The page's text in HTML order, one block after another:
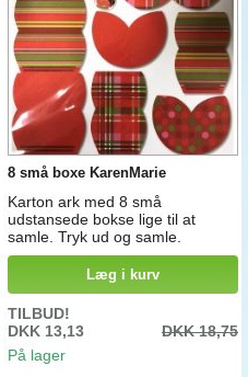
8 små boxe KarenMarie
Karton ark med 8 små
udstansede bokse lige til at
samle. Tryk ud og samle.
Læg i kurv
TILBUD!
DKK 13,13
DKK 18,75
På lager